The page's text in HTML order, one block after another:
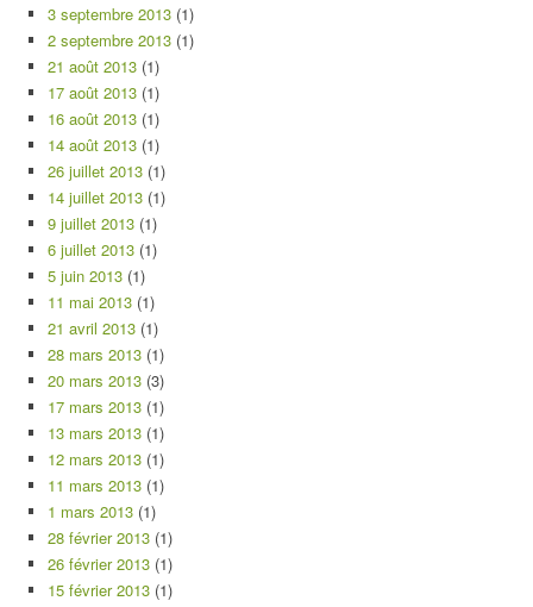
3 septembre 2013 (1)
2 septembre 2013 (1)
21 août 2013 (1)
17 août 2013 (1)
16 août 2013 (1)
14 août 2013 (1)
26 juillet 2013 (1)
14 juillet 2013 (1)
9 juillet 2013 (1)
6 juillet 2013 (1)
5 juin 2013 (1)
11 mai 2013 (1)
21 avril 2013 (1)
28 mars 2013 (1)
20 mars 2013 (3)
17 mars 2013 (1)
13 mars 2013 (1)
12 mars 2013 (1)
11 mars 2013 (1)
1 mars 2013 (1)
28 février 2013 (1)
26 février 2013 (1)
15 février 2013 (1)